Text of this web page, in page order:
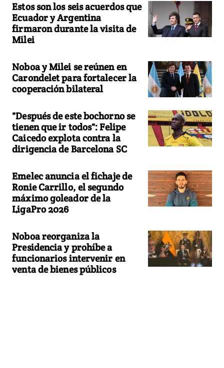
Estos son los seis acuerdos que
Ecuador y Argentina
firmaron durante la visita de
Milei
Noboa y Milei se reúnen en
Carondelet para fortalecer la
cooperación bilateral
"Después de este bochorno se
tienen que ir todos": Felipe
Caicedo explota contra la
dirigencia de Barcelona SC
Emelec anuncia el fichaje de
Ronie Carrillo, el segundo
máximo goleador de la
LigaPro 2026
Noboa reorganiza la
Presidencia y prohíbe a
funcionarios intervenir en
venta de bienes públicos